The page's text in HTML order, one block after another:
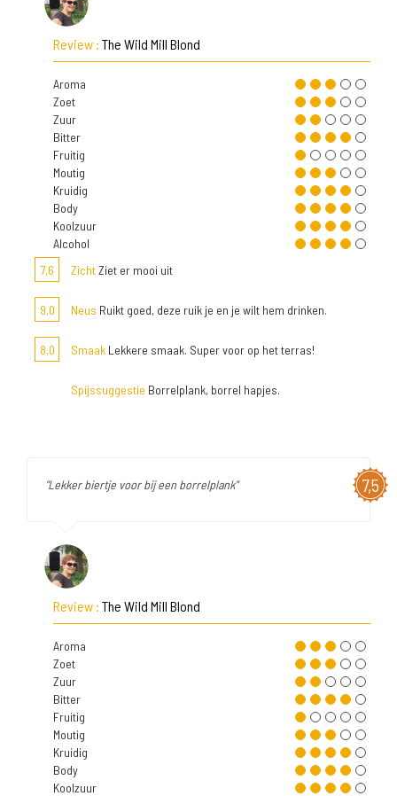
Review : The Wild Mill Blond
Aroma
Zoet
Zuur
Bitter
Fruitig
Moutig
Kruidig
Body
Koolzuur
Alcohol
7,6
ZichtZiet er mooi uit
9,0 Neus Ruikt goed, deze ruik je en je wilt hem drinken.
8,0 Smaak Lekkere smaak. Super voor op het terras!
Spijssuggestie Borrelplank, borrel hapjes.
7,5
"Lekker biertje voor bij een borrelplank"
Review : The Wild Mill Blond
Aroma
Zoet
Zuur
Bitter
Fruitig
Moutig
Kruidig
Body
Koolzuur